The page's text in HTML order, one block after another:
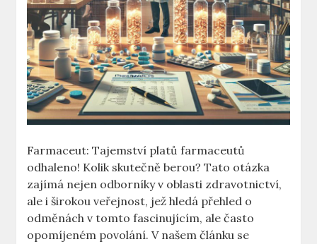
Farmaceut: Tajemství platů farmaceutů
odhaleno! Kolik skutečně berou? Tato otázka
zajímá nejen odborníky v oblasti zdravotnictví,
ale i širokou veřejnost, jež hledá přehled o
odměnách v tomto fascinujícím, ale často
opomíjeném povolání. V našem článku se